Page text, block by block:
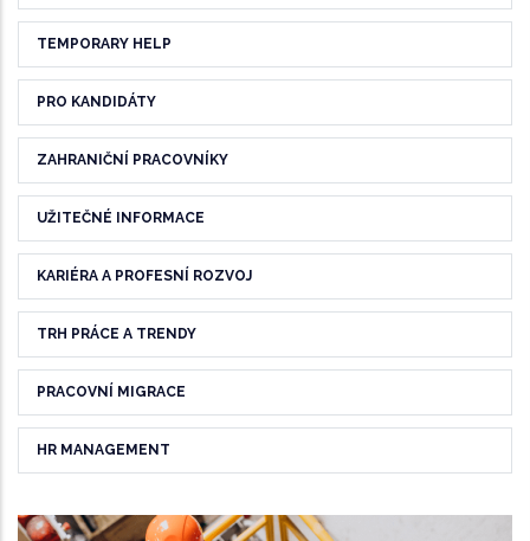
TEMPORARY HELP
PRO KANDIDÁTY
ZAHRANIČNÍ PRACOVNÍKY
UŽITEČNÉ INFORMACE
KARIÉRA A PROFESNÍ ROZVOJ
TRH PRÁCE A TRENDY
PRACOVNÍ MIGRACE
HR MANAGEMENT